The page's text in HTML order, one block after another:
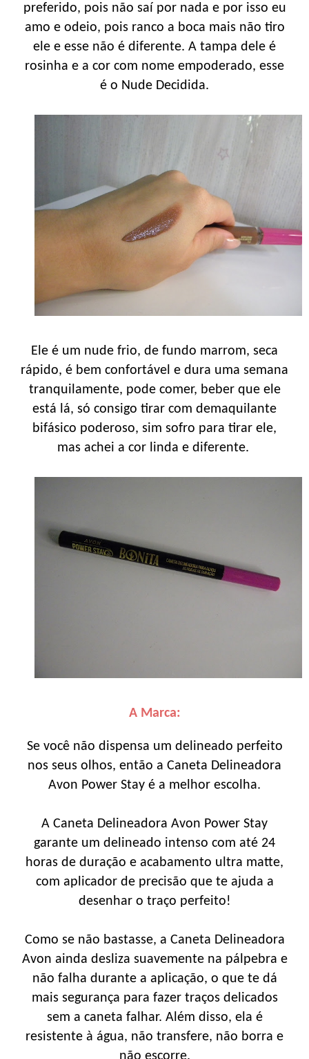
preferido, pois não saí por nada e por isso eu
amo e odeio, pois ranco a boca mais não tiro
ele e esse não é diferente. A tampa dele é
rosinha e a cor com nome empoderado, esse
é o Nude Decidida.
Ele é um nude frio, de fundo marrom, seca
rápido, é bem confortável e dura uma semana
tranquilamente, pode comer, beber que ele
está lá, só consigo tirar com demaquilante
bifásico poderoso, sim sofro para tirar ele,
mas achei a cor linda e diferente.
A Marca:
Se você não dispensa um delineado perfeito
nos seus olhos, então a Caneta Delineadora
Avon Power Stay é a melhor escolha.
A Caneta Delineadora Avon Power Stay
garante um delineado intenso com até 24
horas de duração e acabamento ultra matte,
com aplicador de precisão que te ajuda a
desenhar o traço perfeito!
Como se não bastasse, a Caneta Delineadora
Avon ainda desliza suavemente na pálpebra e
não falha durante a aplicação, o que te dá
mais segurança para fazer traços delicados
sem a caneta falhar. Além disso, ela é
resistente à água, não transfere, não borra e
não escorre.